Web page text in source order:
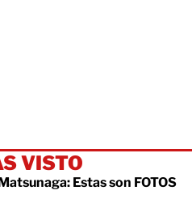
VISTO
Estas son FOTOS